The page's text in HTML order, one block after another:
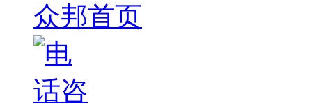
众邦首页